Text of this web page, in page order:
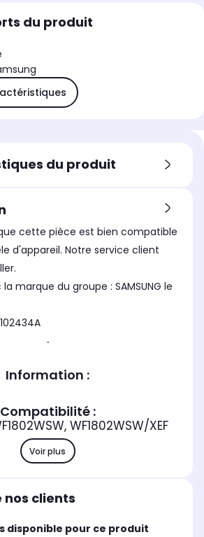
du produit
du produit
cette pièce est bien compatible
d'appareil. Notre service client
du groupe : SAMSUNG le
.
Information :
Compatibilité :
WF1802WSW/XEF
Voir plus
nos clients
disponible pour ce produit